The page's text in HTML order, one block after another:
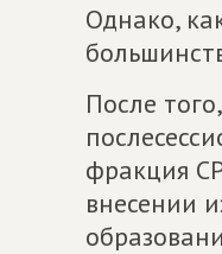
Однако,
После
фракция
внесении